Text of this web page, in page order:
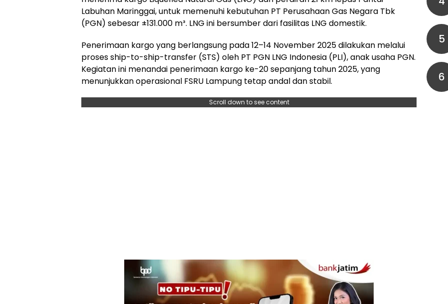
Labuhan Maringgai, untuk memenuhi kebutuhan PT Perusahaan Gas Negara Tbk
(PGN) sebesar ±131.000 m³. LNG ini bersumber dari fasilitas LNG domestik.
Penerimaan kargo yang berlangsung pada 12–14 November 2025 dilakukan melalui
proses ship-to-ship-transfer (STS) oleh PT PGN LNG Indonesia (PLI), anak usaha PGN.
Kegiatan ini menandai penerimaan kargo ke-20 sepanjang tahun 2025, yang
menunjukkan operasional FSRU Lampung tetap andal dan stabil.
Scroll down to see content
5
6